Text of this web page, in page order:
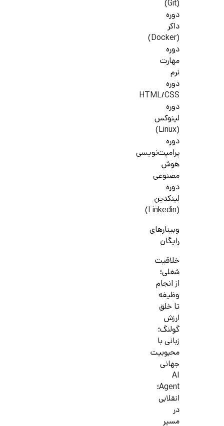
(Git)
دوره
داکر
(Docker)
دوره
مهارت
نرم
دوره
HTML/CSS
دوره
لینوکس
(Linux)
دوره
پرامپت‌نویسی
هوش
مصنوعی
دوره
لینکدین
(Linkedin)
وبینارهای
رایگان
خلاقیت
شغلی؛
از انجام
وظیفه
تا خلق
ارزش
گولنگ؛
زبانی با
محبوبیت
جهانی
AI
Agent؛
انقلابی
در
مسیر